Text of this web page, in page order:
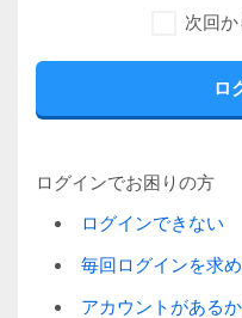
次回
ログインでお困りの方
ログインできない
毎回ログインを求
アカウントがある